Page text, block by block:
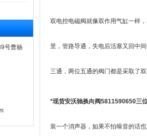
号曹杨
双电控电磁阀就像双作用气缸一样
里，管路导通，失电后活塞又回中
三通，两位五通的阀门都是采取了
*现货安沃驰换向阀5811590650三
装一个消声器，如果不怕噪音的话